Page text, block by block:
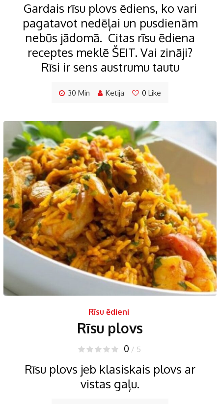
Gardais rīsu plovs ēdiens, ko vari
pagatavot nedēļai un pusdienām
nebūs jādomā. Citas rīsu ēdiena
receptes meklē ŠEIT. Vai zināji?
Rīsi ir sens austrumu tautu
30 Min Ketija 0 Like
Rīsu ēdieni
Rīsu plovs
0 / 5
Rīsu plovs jeb klasiskais plovs ar
vistas gaļu.